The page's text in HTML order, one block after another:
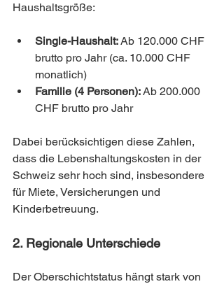
Haushaltsgröße:
Single-Haushalt: Ab 120.000 CHF
brutto pro Jahr (ca. 10.000 CHF
monatlich)
Familie (4 Personen): Ab 200.000
CHF brutto pro Jahr
Dabei berücksichtigen diese Zahlen,
dass die Lebenshaltungskosten in der
Schweiz sehr hoch sind, insbesondere
für Miete, Versicherungen und
Kinderbetreuung.
2. Regionale Unterschiede
Der Oberschichtstatus hängt stark von